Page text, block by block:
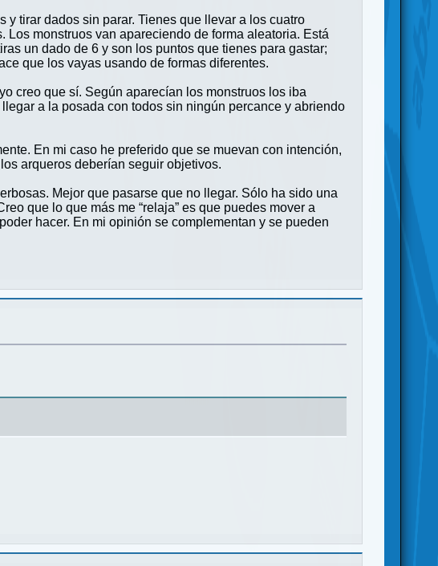
tirar dados sin parar. Tienes que llevar a los cuatro
monstruos van apareciendo de forma aleatoria. Está
un dado de 6 y son los puntos que tienes para gastar;
que los vayas usando de formas diferentes.
creo que sí. Según aparecían los monstruos los iba
a la posada con todos sin ningún percance y abriendo
En mi caso he preferido que se muevan con intención,
arqueros deberían seguir objetivos.
Mejor que pasarse que no llegar. Sólo ha sido una
que lo que más me “relaja” es que puedes mover a
hacer. En mi opinión se complementan y se pueden